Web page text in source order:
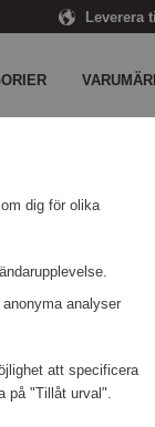
Leverera
dig för olika
analyser
att specificera
på "Tillåt urval".